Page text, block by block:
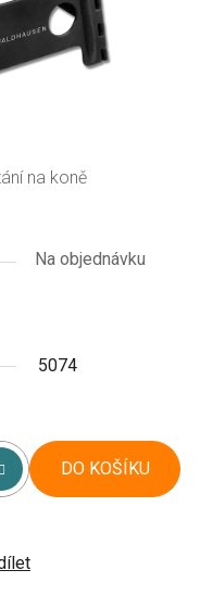
na koně
Na objednávku
5074
DO KOŠÍKU